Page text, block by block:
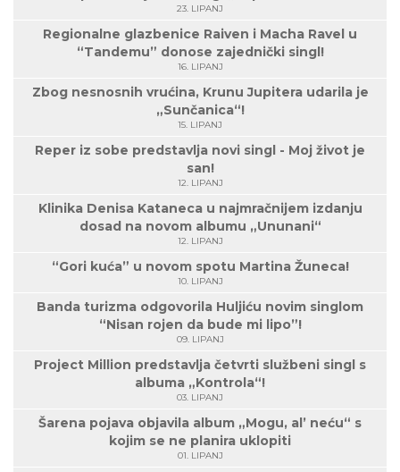
23. LIPANJ
Regionalne glazbenice Raiven i Macha Ravel u
“Tandemu” donose zajednički singl!
16. LIPANJ
Zbog nesnosnih vrućina, Krunu Jupitera udarila je
„Sunčanica“!
15. LIPANJ
Reper iz sobe predstavlja novi singl - Moj život je
san!
12. LIPANJ
Klinika Denisa Kataneca u najmračnijem izdanju
dosad na novom albumu „Ununani“
12. LIPANJ
“Gori kuća” u novom spotu Martina Žuneca!
10. LIPANJ
Banda turizma odgovorila Huljiću novim singlom
“Nisan rojen da bude mi lipo”!
09. LIPANJ
Project Million predstavlja četvrti službeni singl s
albuma „Kontrola“!
03. LIPANJ
Šarena pojava objavila album „Mogu, al’ neću“ s
kojim se ne planira uklopiti
01. LIPANJ